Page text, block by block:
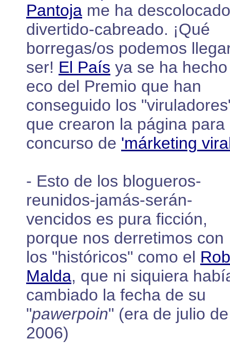
Pantoja me ha
divertido-cabreado. ¡Qué
borregas/os podemos
ser! El País ya se ha hecho
eco del Premio que han
conseguido los
que crearon la página para
concurso de 'márketing
- Esto de los blogueros-
reunidos-jamás-serán-
vencidos es pura ficción,
porque nos derretimos con
los "históricos" como el Rob
Malda, que ni siquiera
cambiado la fecha de su
"pawerpoin" (era de julio de
2006)